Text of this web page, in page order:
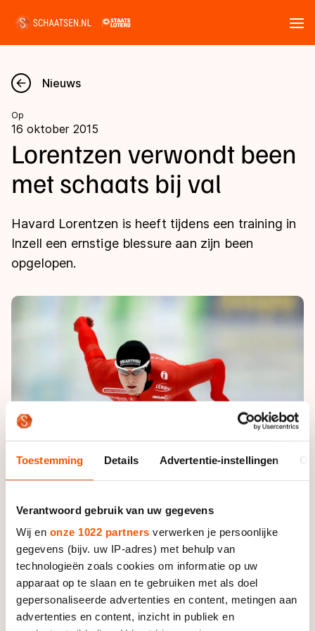
Toestemming Details Advertentie-instellingen
Verantwoord gebruik van uw gegevens
Wij en onze 1022 partners verwerken je persoonlijke
gegevens (bijv. uw IP-adres) met behulp van
technologieën zoals cookies om informatie op uw
apparaat op te slaan en te gebruiken met als doel
gepersonaliseerde advertenties en content, metingen aan
advertenties en content, inzicht in publiek en
Nieuws
Kalender
Disciplines
Langebaan
Shorttrack
Kunstschaatsen
Schoonrijden
Uitslagen
Langebaan
Inlineskaten
Kunstschaatsen
Tijden & historie
Ranglijsten Langebaan
Persoonlijke records & tijden
Historie & statistiek
De weg op
Inschrijven wedstrijden
Algemene Nederlandse Schaatstijd
Deze zomer de weg op
Waar kan ik schaatsen en skaten?
Schaatsfans
Alles voor jou als schaatsfan
Evenementen
Olympische Spelen
Olympische Spelen
Medaille overzicht
Olympische uitslagen
Van Jong tot Goud verhalen
Nieuws
Op
16 oktober 2015
Lorentzen verwondt been
met schaats bij val
Havard Lorentzen is heeft tijdens een training in
Inzell een ernstige blessure aan zijn been
opgelopen.
Foto: Sander Chamid